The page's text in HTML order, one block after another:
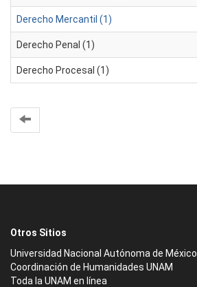
Derecho Mercantil (1)
Derecho Penal (1)
Derecho Procesal (1)
Otros Sitios
Universidad Nacional Autónoma de México
Coordinación de Humanidades UNAM
Toda la UNAM en línea